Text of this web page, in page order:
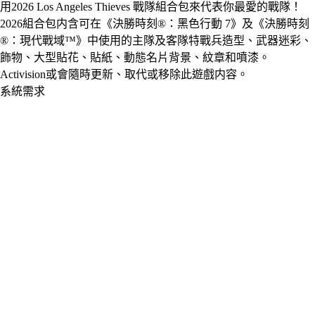
用2026 Los Angeles Thieves 戰隊組合包來代表你最愛的戰隊！
2026組合包内含可在《決勝時刻®：黑色行動 7》及《決勝時刻
®：現代戰域™》中使用的主隊及客隊特戰兵造型、武器迷彩、
飾物、大型貼花、貼紙、動態名片背景、紋章和噴漆。
Activision或會隨時更新、取代或移除此遊戲内容。
系統需求